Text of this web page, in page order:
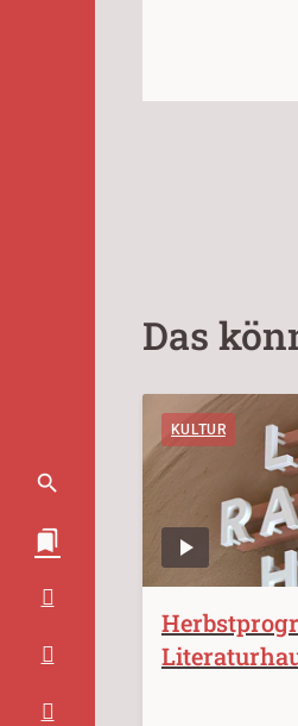
Das
KULTUR